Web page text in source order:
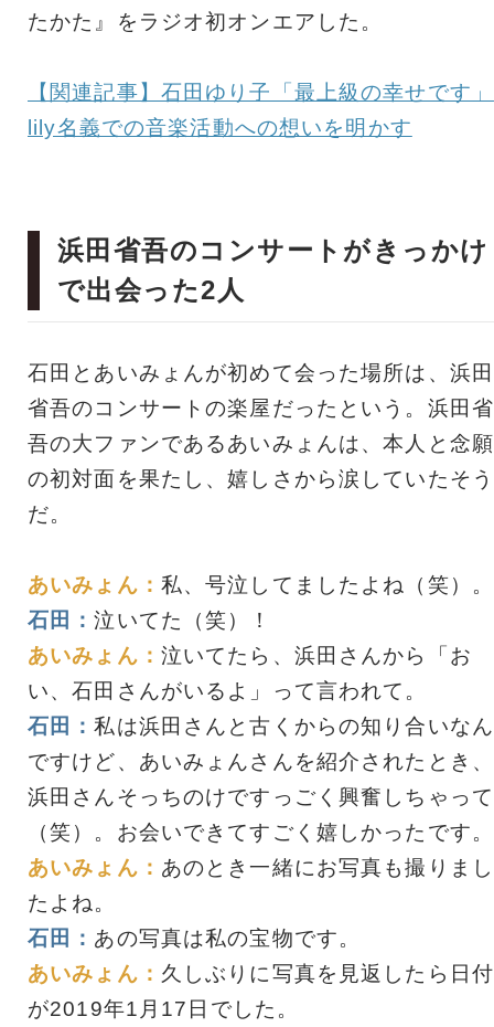
たかた』をラジオ初オンエアした。
【関連記事】石田ゆり子「最上級の幸せです」
lily名義での音楽活動への想いを明かす
浜田省吾のコンサートがきっかけ
で出会った2人
石田とあいみょんが初めて会った場所は、浜田
省吾のコンサートの楽屋だったという。浜田省
吾の大ファンであるあいみょんは、本人と念願
の初対面を果たし、嬉しさから涙していたそう
だ。
あいみょん： 私、号泣してましたよね（笑）。
石田：泣いてた（笑）！
あいみょん： 泣いてたら、浜田さんから「お
い、石田さんがいるよ」って言われて。
石田：私は浜田さんと古くからの知り合いなん
ですけど、あいみょんさんを紹介されたとき、
浜田さんそっちのけですっごく興奮しちゃって
（笑）。お会いできてすごく嬉しかったです。
あいみょん： あのとき一緒にお写真も撮りまし
たよね。
石田： あの写真は私の宝物です。
あいみょん： 久しぶりに写真を見返したら日付
が2019年1月17日でした。